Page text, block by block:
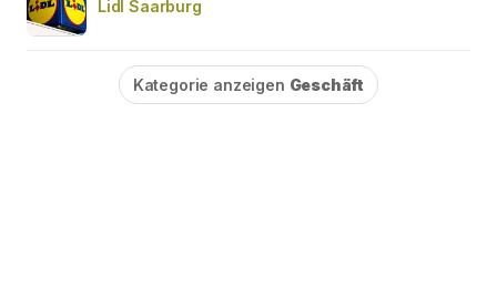
Lidl Saarburg
Kategorie anzeigen Geschäft